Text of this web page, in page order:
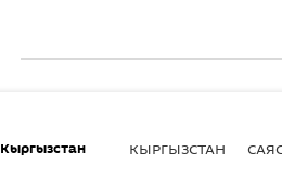
Кыргызстан КЫРГЫЗСТАН